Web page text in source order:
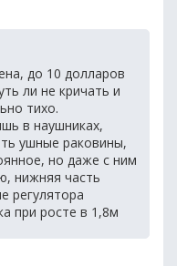
до 10 долларов
ли не кричать и
тихо.
в наушниках,
ушные раковины,
но даже с ним
нижняя часть
регулятора
при росте в 1,8м